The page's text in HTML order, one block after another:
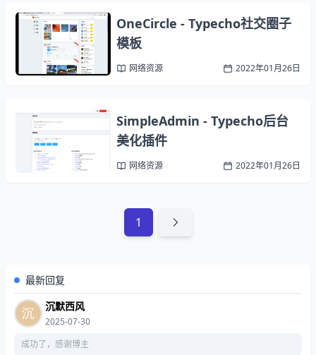
OneCircle - Typecho社交圈子
模板
网络资源 2022年01月26日
SimpleAdmin - Typecho后台
美化插件
网络资源 2022年01月26日
1
最新回复
沉默西风
2025-07-30
成功了，感谢博主